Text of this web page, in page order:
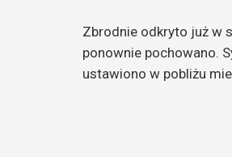
Zbrodnie odkryto już w
ponownie pochowano.
ustawiono w pobliżu